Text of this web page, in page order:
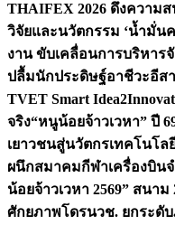
THAIFEX 2026 ดึงความ
วิจัยและนวัตกรรม ‘น้ำมั่น
งาน ขับเคลื่อนการบริหา
ปลื้มนักประดิษฐ์อาชีวะอีส
TVET Smart
จริง“หนูน้อยจ้าวเวหา” ปี
เยาวชนสู่นวัตกรเทคโนโ
ผนึกสมาคมกีฬาเครื่องบิน
น้อยจ้าวเวหา 2569” สนา
ศักยภาพโดรนวช. ยกระดั